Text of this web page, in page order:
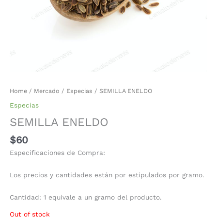
Home / Mercado / Especias / SEMILLA ENELDO
Especias
SEMILLA ENELDO
$60
Especificaciones de Compra:
Los precios y cantidades están por estipulados por gramo.
Cantidad: 1 equivale a un gramo del producto.
Out of stock